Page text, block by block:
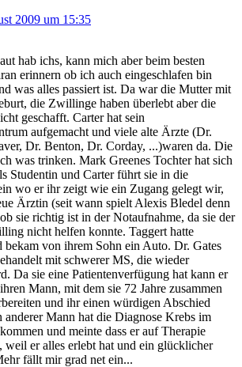
2009 um 15:35
hab ichs, kann mich aber beim besten
erinnern ob ich auch eingeschlafen bin
was alles passiert ist. Da war die Mutter mit
die Zwillinge haben überlebt aber die
geschafft. Carter hat sein
aufgemacht und viele alte Ärzte (Dr.
Dr. Benton, Dr. Corday, ...)waren da. Die
was trinken. Mark Greenes Tochter hat sich
Studentin und Carter führt sie in die
wo er ihr zeigt wie ein Zugang gelegt wir,
Ärztin (seit wann spielt Alexis Bledel denn
sie richtig ist in der Notaufnahme, da sie der
nicht helfen konnte. Taggert hatte
bekam von ihrem Sohn ein Auto. Dr. Gates
mit schwerer MS, die wieder
Da sie eine Patientenverfügung hat kann er
Mann, mit dem sie 72 Jahre zusammen
und ihr einen würdigen Abschied
anderer Mann hat die Diagnose Krebs im
und meinte dass er auf Therapie
er alles erlebt hat und ein glücklicher
fällt mir grad net ein...